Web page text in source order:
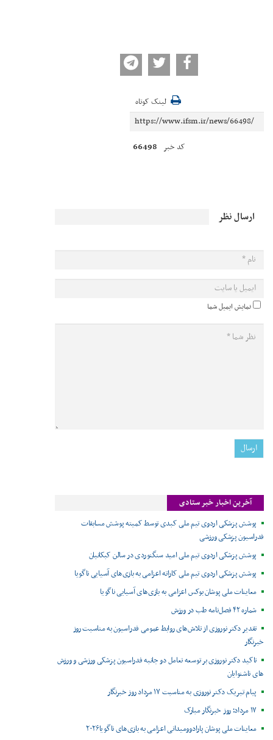
لینک کوتاه
کد خبر 66498
ارسال نظر
نمایش ایمیل شما
آخرین اخبار خبر ستادی
پوشش پزشکی اردوی تیم ملی کبدی توسط کمیته پوشش مسابقات
فدراسیون پزشکی ورزشی
پوشش پزشکی اردوی تیم ملی امید سنگنوردی در سالن کبکانیان
پوشش پزشکی اردوی تیم ملی کاراته اعزامی به بازی‌های آسیایی ناگویا
معاینات ملی پوشان بوکس اعزامی به بازی‌های آسیایی ناگویا
شماره ۴۲ فصل‌نامه طب در ورزش
تقدیر دکتر نوروزی از تلاش‌های روابط عمومی فدراسیون به مناسبت روز
خبرنگار
تاکید دکتر نوروزی بر توسعه تعامل دو جانبه فدراسیون پزشکی ورزشی و ورزش
های ناشنوایان
پیام تبریک دکتر نوروزی به مناسبت ۱۷ مرداد روز خبرنگار
۱۷ مرداد؛ روز خبرنگار مبارک
معاینات ملی پوشان پارادوومیدانی اعزامی به بازی‌های ناگویا۲۰۲۶